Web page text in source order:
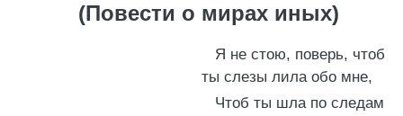
(Повести о мирах иных)
Я не стою, поверь, чтоб
ты слезы лила обо мне,
Чтоб ты шла по следам